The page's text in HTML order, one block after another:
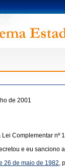
de 2001
Complementar
e eu sanciono
26 de maio de 1982,